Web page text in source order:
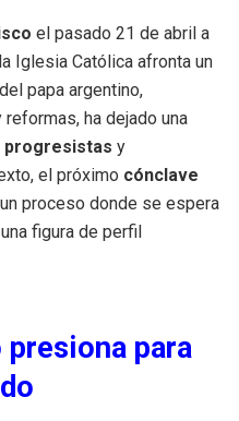
el pasado 21 de abril a
Iglesia Católica afronta un
papa argentino,
ha dejado una
progresistas y
el próximo cónclave
proceso donde se espera
figura de perfil
para